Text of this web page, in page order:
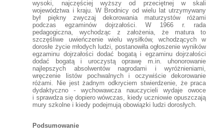
wysoki, najczęściej wyższy od przeciętnej w skali
województwa i kraju. W Brodnicy od wielu lat utrzymywany
był piękny zwyczaj dekorowania maturzystów różami
podczas egzaminów dojrzałości. W 1966 r. rada
pedagogiczna, wychodząc z założenia, że matura to
szczęśliwe uwieńczenie wielu wysiłków, wchodzących w
dorosłe życie młodych ludzi, postanowiła ogłoszenie wyników
egzaminu dojrzałości dodać bogatą i egzaminu dojrzałości
dodać bogatą i uroczystą oprawę m.in. uhonorowanie
najlepszych absolwentów nagrodami i wyróżnieniami,
wręczenie listów pochwalnych i oczywiście dekorowanie
różami. Nie jest żadnym odkryciem stwierdzenie, że praca
dydaktyczno - wychowawcza nauczycieli wydaje owoce
i sprawdza się dopiero wówczas, kiedy uczniowie opuszczają
mury szkolne i kiedy podejmują obowiązki ludzi dorosłych.
Podsumowanie